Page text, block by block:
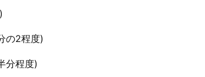
2程度)
程度)